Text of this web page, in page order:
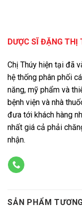
DƯỢC SĨ ĐẶNG THỊ
Chị Thúy hiện tại đã
hệ thống phân phối
năng, mỹ phẩm và
bệnh viện và nhà
đưa tới khách hàng
nhất giá cả phải
nhận.
SẢN PHẨM